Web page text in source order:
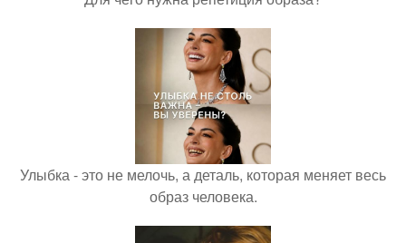
Улыбка - это не мелочь, а деталь, которая меняет весь
образ человека.